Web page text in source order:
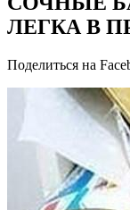
ЛЕГКА В
Поделиться на